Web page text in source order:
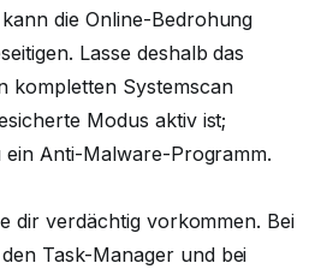
die Online-Bedrohung
Lasse deshalb das
kompletten Systemscan
Modus aktiv ist;
Anti-Malware-Programm.
dir verdächtig vorkommen. Bei
Task-Manager und bei